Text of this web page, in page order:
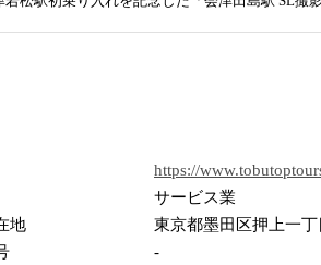
https://
サービス業
地
東京都墨田区押上一
-